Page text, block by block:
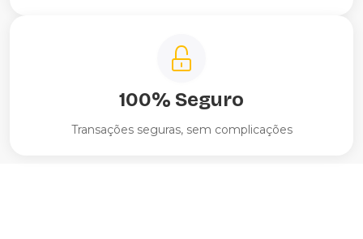
100% Seguro
Transações seguras, sem complicações